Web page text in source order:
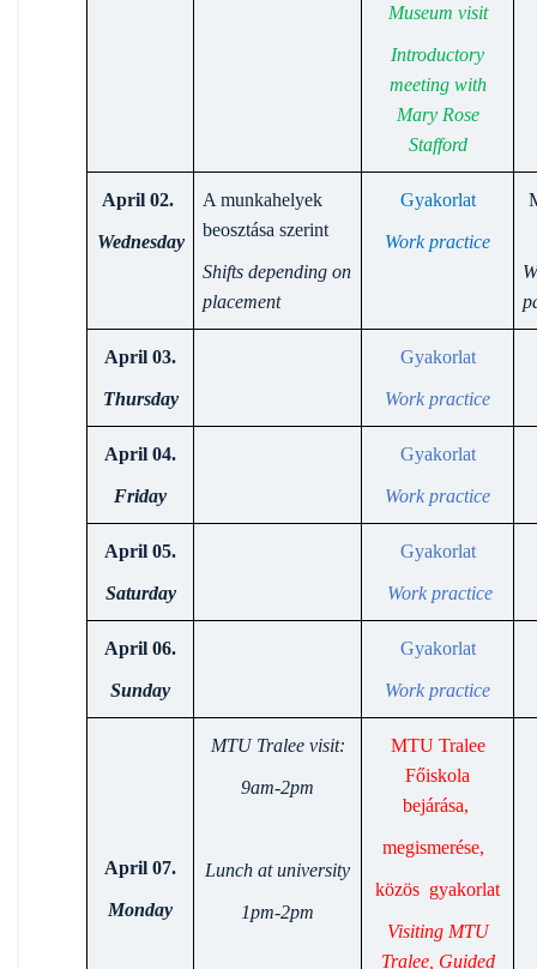
Museum visit
Introductory
meeting with
Mary Rose
Stafford
April 02.
Wednesday
A munkahelyek
beosztása szerint
Shifts depending on
placement
Gyakorlat
Work practice
April 03.
Thursday
Gyakorlat
Work practice
April 04.
Friday
Gyakorlat
Work practice
April 05.
Saturday
Gyakorlat
Work practice
April 06.
Sunday
Gyakorlat
Work practice
April 07.
Monday
MTU Tralee visit:
9am-2pm
Lunch at university
1pm-2pm
MTU Tralee
Főiskola
bejárása,
megismerése,
közös gyakorlat
Visiting MTU
Tralee, Guided